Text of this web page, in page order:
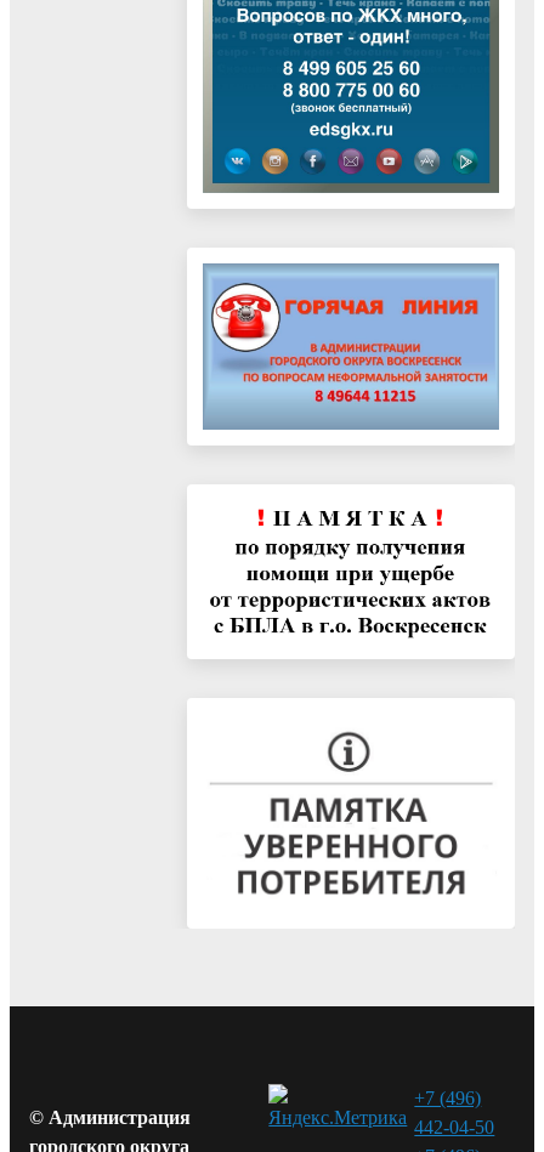
© Администрация
городского округа
+7 (496)
442-04-50